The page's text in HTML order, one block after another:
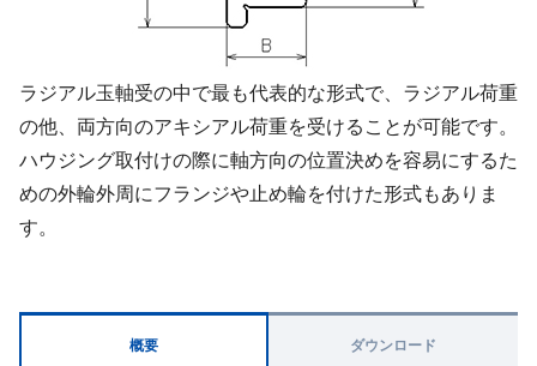
ラジアル玉軸受の中で最も代表的な形式で、ラジアル荷重
の他、両方向のアキシアル荷重を受けることが可能です。
ハウジング取付けの際に軸方向の位置決めを容易にするた
めの外輪外周にフランジや止め輪を付けた形式もありま
す。
概要 ダウンロード